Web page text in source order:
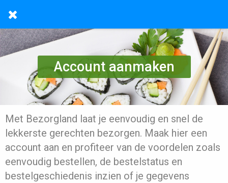
Account aanmaken
Met Bezorgland laat je eenvoudig en snel de
lekkerste gerechten bezorgen. Maak hier een
account aan en profiteer van de voordelen zoals
eenvoudig bestellen, de bestelstatus en
bestelgeschiedenis inzien of je gegevens